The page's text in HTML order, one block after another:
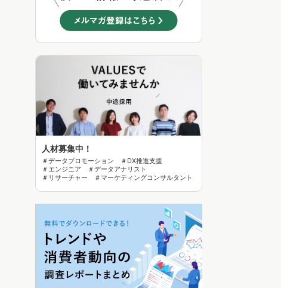
人材募集中！
＃データプロモーション ＃DX推進支援
＃エンジニア ＃データアナリスト
＃リサーチャー ＃マーケティングコンサルタント